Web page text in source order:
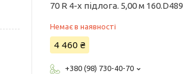
70 R 4-x підлога. 5,00 м 160.D489
Немає в наявності
4 460 ₴
+380 (98) 730-40-70